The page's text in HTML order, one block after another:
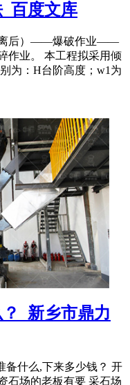
百度文库
离后）——爆破作业——
业。 本工程拟采用倾
为：H台阶高度；w1为
_新乡市鼎力
备什么,下来多少钱？ 开
石场的老板有要 采石场